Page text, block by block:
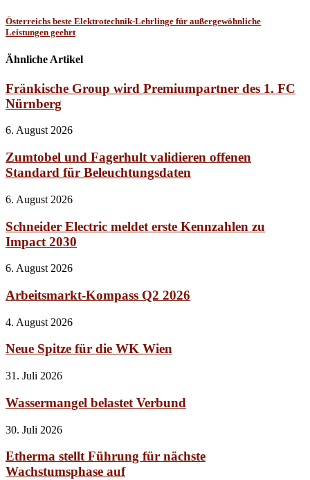
Österreichs beste Elektrotechnik-Lehrlinge für außergewöhnliche
Leistungen geehrt
Ähnliche Artikel
Fränkische Group wird Premiumpartner des 1. FC
Nürnberg
6. August 2026
Zumtobel und Fagerhult validieren offenen
Standard für Beleuchtungsdaten
6. August 2026
Schneider Electric meldet erste Kennzahlen zu
Impact 2030
6. August 2026
Arbeitsmarkt-Kompass Q2 2026
4. August 2026
Neue Spitze für die WK Wien
31. Juli 2026
Wassermangel belastet Verbund
30. Juli 2026
Etherma stellt Führung für nächste
Wachstumsphase auf